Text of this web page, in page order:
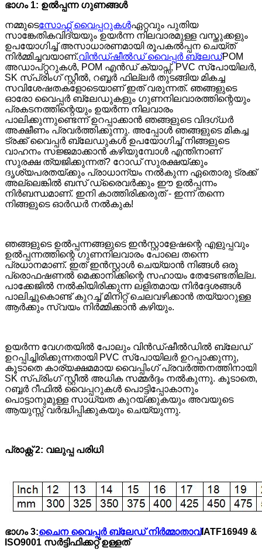
ഭാഗം 1: ഉൽപ്പന്ന ഗുണങ്ങൾ
നമ്മുടെസോഫ്റ്റ് വൈപ്പറുകൾഏറ്റവും പുതിയ
സാങ്കേതികവിദ്യയും ഉയർന്ന നിലവാരമുള്ള വസ്തുക്കളും
ഉപയോഗിച്ച് അസാധാരണമായി രൂപകൽപ്പന ചെയ്‌ത്
നിർമ്മിച്ചവയാണ്.വിൻഡ്ഷീൽഡ് വൈപ്പർ ബ്ലേഡ്POM
അഡാപ്റ്ററുകൾ, POM എൻഡ് ക്യാപ്സ്, PVC സ്‌പോയിലർ,
SK സ്പ്രിംഗ് സ്റ്റീൽ, റബ്ബർ ഫില്ലർ തുടങ്ങിയ മികച്ച
സവിശേഷതകളോടെയാണ് ഇത് വരുന്നത്. ഞങ്ങളുടെ
ഓരോ വൈപ്പർ ബ്ലേഡുകളും ഗുണനിലവാരത്തിന്റെയും
പ്രകടനത്തിന്റെയും ഉയർന്ന നിലവാരം
പാലിക്കുന്നുണ്ടെന്ന് ഉറപ്പാക്കാൻ ഞങ്ങളുടെ വിദഗ്ധർ
അക്ഷീണം പ്രവർത്തിക്കുന്നു. അപ്പോൾ ഞങ്ങളുടെ മികച്ച
ട്രക്ക് വൈപ്പർ ബ്ലേഡുകൾ ഉപയോഗിച്ച് നിങ്ങളുടെ
വാഹനം സജ്ജമാക്കാൻ കഴിയുമ്പോൾ എന്തിനാണ്
സുരക്ഷ ത്യജിക്കുന്നത്? റോഡ് സുരക്ഷയ്ക്കും
ദൃശ്യപരതയ്ക്കും പ്രാധാന്യം നൽകുന്ന ഏതൊരു ട്രക്ക്
അല്ലെങ്കിൽ ബസ് ഡ്രൈവർക്കും ഈ ഉൽപ്പന്നം
നിർബന്ധമാണ്. ഇനി കാത്തിരിക്കരുത് - ഇന്ന് തന്നെ
നിങ്ങളുടെ ഓർഡർ നൽകുക!
ഞങ്ങളുടെ ഉൽപ്പന്നങ്ങളുടെ ഇൻസ്റ്റാളേഷന്റെ എളുപ്പവും
ഉൽപ്പന്നത്തിന്റെ ഗുണനിലവാരം പോലെ തന്നെ
പ്രധാനമാണ്. ഇത് ഇൻസ്റ്റാൾ ചെയ്യാൻ നിങ്ങൾ ഒരു
പ്രൊഫഷണൽ മെക്കാനിക്കിന്റെ സഹായം തേടേണ്ടതില്ല.
പാക്കേജിൽ നൽകിയിരിക്കുന്ന ലളിതമായ നിർദ്ദേശങ്ങൾ
പാലിച്ചുകൊണ്ട് കുറച്ച് മിനിറ്റ് ചെലവഴിക്കാൻ തയ്യാറുള്ള
ആർക്കും സ്വയം നിർമ്മിക്കാൻ കഴിയും.
ഉയർന്ന വേഗതയിൽ പോലും വിൻഡ്‌ഷീൽഡിൽ ബ്ലേഡ്
ഉറപ്പിച്ചിരിക്കുന്നതായി PVC സ്‌പോയിലർ ഉറപ്പാക്കുന്നു,
കൂടാതെ കാര്യക്ഷമമായ വൈപ്പിംഗ് പ്രവർത്തനത്തിനായി
SK സ്പ്രിംഗ് സ്റ്റീൽ അധിക സമ്മർദ്ദം നൽകുന്നു. കൂടാതെ,
റബ്ബർ റീഫിൽ വൈപ്പറുകൾ പൊട്ടിപ്പോകാനും
പൊട്ടാനുമുള്ള സാധ്യത കുറയ്ക്കുകയും അവയുടെ
ആയുസ്സ് വർദ്ധിപ്പിക്കുകയും ചെയ്യുന്നു.
പ്രാക്റ്റ് 2: വലുപ്പ പരിധി
ഭാഗം 3:ചൈന വൈപ്പർ ബ്ലേഡ് നിർമ്മാതാവ്IATF16949 &
ISO9001 സർട്ടിഫിക്കറ്റ് ഉള്ളത്